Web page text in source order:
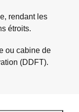
rendant les
étroits.
ou cabine de
(DDFT).